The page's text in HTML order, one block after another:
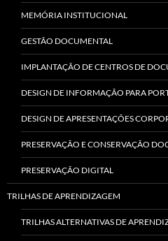
MEMÓRIA INSTITUCIONAL
GESTÃO DOCUMENTAL
IMPLANTAÇÃO DE CENTROS DE
DESIGN DE INFORMAÇÃO PARA
DESIGN DE APRESENTAÇÕES
PRESERVAÇÃO E CONSERVAÇÃO
PRESERVAÇÃO DIGITAL
TRILHAS DE APRENDIZAGEM
TRILHAS ALTERNATIVAS DE